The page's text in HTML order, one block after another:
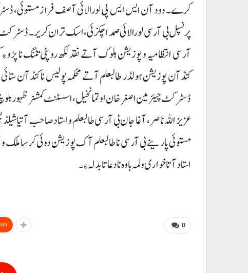
کرے۔ دود آن ایس ایس پی لورالائی آصف فراز مستوئی،
پرنسپل بی آر سی لورالائی صمد اچکزئی، اسک تران کریر۔
آر سی انتظامیہ و پوزیشن ہلوک آتے نقد لکھ روپئی تننگ نا
کنڈآن پوزیشن ہولڈر طالبعلم آتے محکمہ پولیس نا کنڈآن
ڈسٹرکٹ چیئرمین اصغر خان اوتمانخیل، اسسٹنٹ کمشنر
عزیز اللہ ناصر، آغا جان بی آر سی طالبعلم و استاد صاحب
مستوئی پارینے بی آر سی نا طالبعلم آک پوزیشن دوئی کرسا
استاد آتا خواری و لمہ باوہ نا دعا تا بدلہ ءِ۔
0